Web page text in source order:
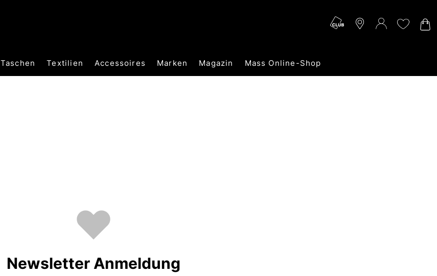
Taschen Textilien Accessoires Marken Magazin Mass Online-Shop
Newsletter Anmeldung